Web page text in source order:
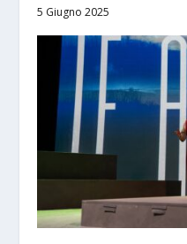
5 Giugno 2025